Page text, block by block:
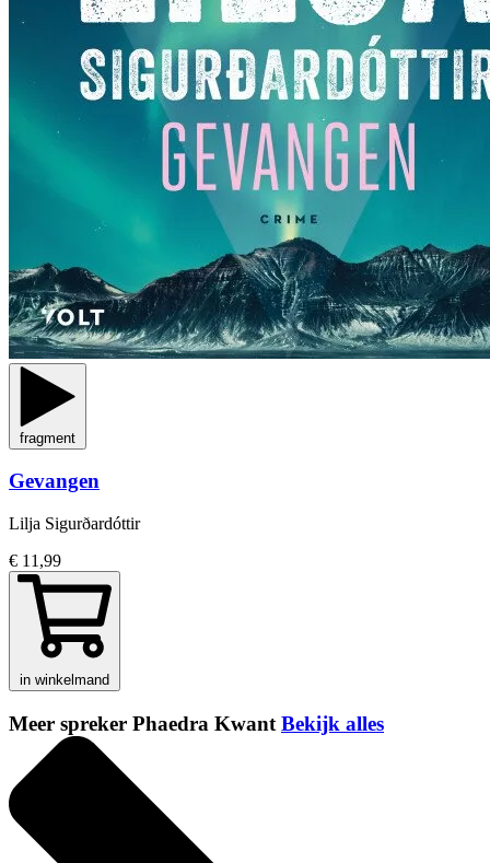
fragment
Gevangen
Lilja Sigurðardóttir
€ 11,99
in winkelmand
Meer spreker Phaedra Kwant Bekijk alles